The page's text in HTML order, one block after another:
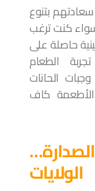
سعادتهم بتنوع
كنت ترغب
حاصلة على
الطعام
الحانات
كاف